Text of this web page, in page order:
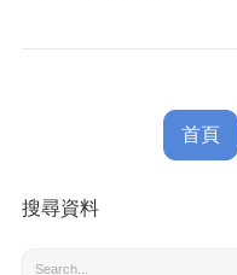
首頁
搜尋資料